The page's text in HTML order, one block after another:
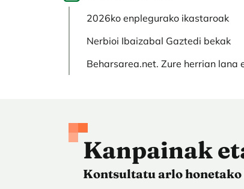
2026ko enplegurako ikastaroak
Nerbioi Ibaizabal Gaztedi bekak
Beharsarea.net. Zure herrian lana
Kanpainak
Kontsultatu arlo